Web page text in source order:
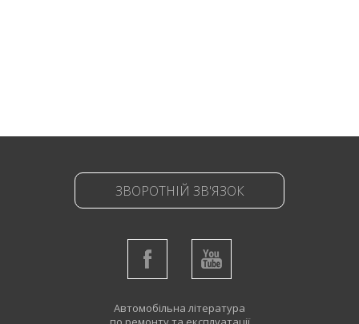
ЗВОРОТНІЙ ЗВ'ЯЗОК
Автомобільна література